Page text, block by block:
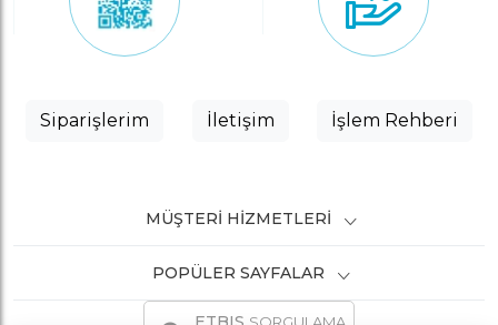
Siparişlerim İletişim İşlem Rehberi
MÜŞTERI HIZMETLERI
POPÜLER SAYFALAR